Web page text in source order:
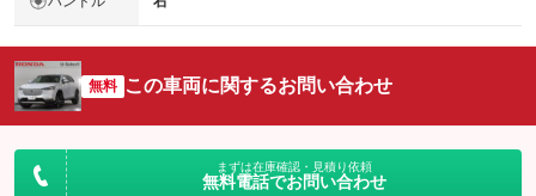
無料 この車両に関するお問い合わせ
まずは在庫確認・見積り依頼
無料電話でお問い合わせ